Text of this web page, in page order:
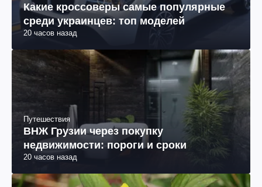
Какие кроссоверы самые популярные
среди украинцев: топ моделей
20 часов назад
Путешествия
ВНЖ Грузии через покупку
недвижимости: пороги и сроки
20 часов назад